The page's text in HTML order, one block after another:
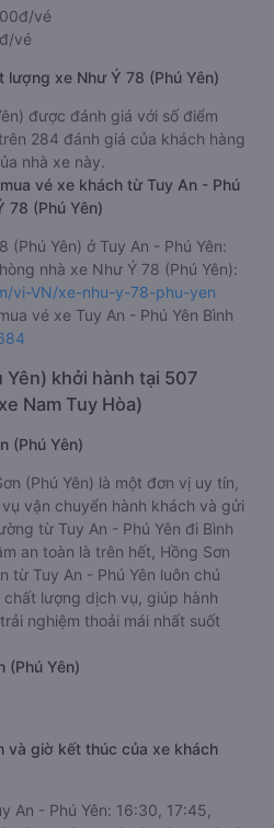
An - Phú Yên: 16:15, 16:16, 16:17
Thuận: 23:39, 23:40, 23:41
(Phú Yên)khoảng: 7.4 giờ
nhà xe Như Ý 78 (Phú Yên)
1A)
nhà xe Như Ý 78 (Phú Yên)
lộ 1A)
Bình Thuận từ Tuy An - Phú Yên
vé
vé
lượng xe Như Ý 78 (Phú Yên)
được đánh giá với số điểm
284 đánh giá của khách hàng
nhà xe này.
vé xe khách từ Tuy An - Phú
78 (Phú Yên)
Yên) ở Tuy An - Phú Yên:
nhà xe Như Ý 78 (Phú Yên):
vi-VN/xe-nhu-y-78-phu-yen
vé xe Tuy An - Phú Yên Bình
Nam Tuy Hòa)
(Phú Yên)